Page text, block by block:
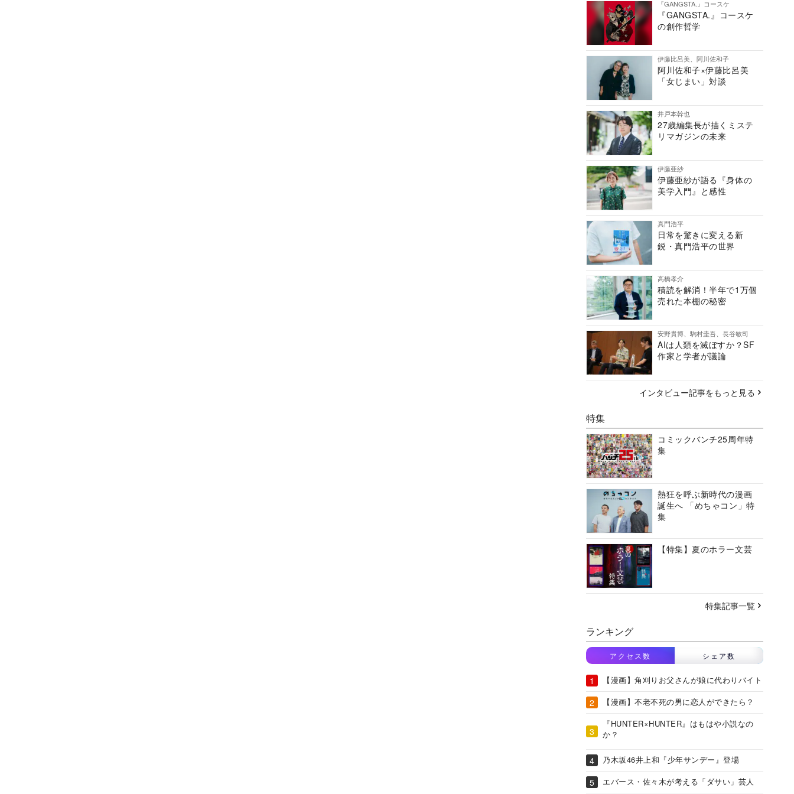
『GANGSTA.』コースケ
『GANGSTA.』コースケ
の創作哲学
伊藤比呂美、阿川佐和子
阿川佐和子×伊藤比呂美
「女じまい」対談
井戸本幹也
27歳編集長が描くミステ
リマガジンの未来
伊藤亜紗
伊藤亜紗が語る『身体の
美学入門』と感性
真門浩平
日常を驚きに変える新
鋭・真門浩平の世界
高橋孝介
積読を解消！半年で1万個
売れた本棚の秘密
安野貴博、駒村圭吾、長谷敏司
AIは人類を滅ぼすか？SF
作家と学者が議論
インタビュー記事をもっと見る
特集
コミックバンチ25周年特
集
熱狂を呼ぶ新時代の漫画
誕生へ 「めちゃコン」特
集
【特集】夏のホラー文芸
特集記事一覧
ランキング
アクセス数 シェア数
【漫画】角刈りお父さんが娘に代わりバイト
【漫画】不老不死の男に恋人ができたら？
『HUNTER×HUNTER』はもはや小説なの
か？
乃木坂46井上和『少年サンデー』登場
エバース・佐々木が考える「ダサい」芸人